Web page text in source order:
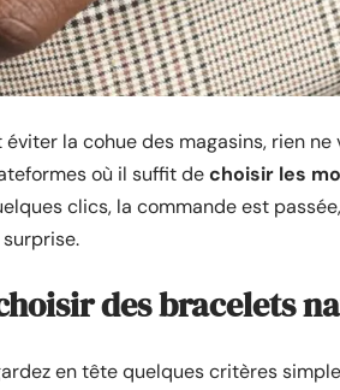
la cohue des magasins, rien
où il suffit dechoisir les
clics, la commande est
des bracelets
en tête quelques critères